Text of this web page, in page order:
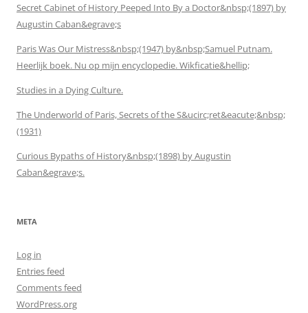
Secret Cabinet of History Peeped Into By a Doctor&nbsp;(1897) by
Augustin Caban&egrave;s
Paris Was Our Mistress&nbsp;(1947) by&nbsp;Samuel Putnam.
Heerlijk boek. Nu op mijn encyclopedie. Wikficatie&hellip;
Studies in a Dying Culture.
The Underworld of Paris, Secrets of the S&ucirc;ret&eacute;&nbsp;
(1931)
Curious Bypaths of History&nbsp;(1898) by Augustin
Caban&egrave;s.
META
Log in
Entries feed
Comments feed
WordPress.org